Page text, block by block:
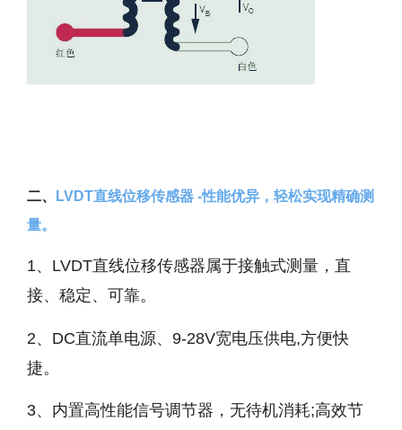
二、
LVDT直线位移传感器 -性能优异，轻松实现精确测
量。
1、LVDT直线位移传感器属于接触式测量，直
接、稳定、可靠。
2、DC直流单电源、9-28V宽电压供电,方便快
捷。
3、内置高性能信号调节器，无待机消耗;高效节